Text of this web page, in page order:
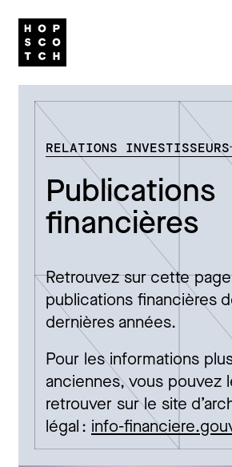
RELATIONS INVESTISSEURS
Publications
financières
Retrouvez sur cette
publications financières
dernières années.
Pour les informations
anciennes, vous pouvez
retrouver sur le site
légal : info-